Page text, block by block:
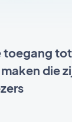
toegang
die